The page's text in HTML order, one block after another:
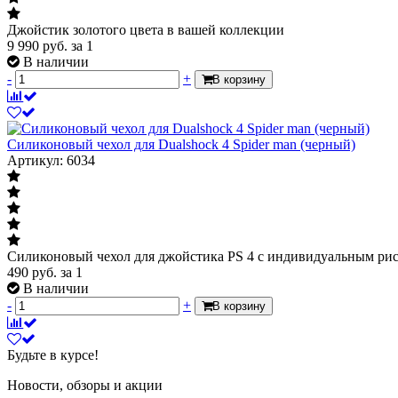
Джойстик золотого цвета в вашей коллекции
9 990 руб. за 1
В наличии
-
+ В корзину
Силиконовый чехол для Dualshock 4 Spider man (черный)
Артикул: 6034
Силиконовый чехол для джойстика PS 4 с индивидуальным
490 руб. за 1
В наличии
-
+ В корзину
Будьте в курсе!
Новости, обзоры и акции